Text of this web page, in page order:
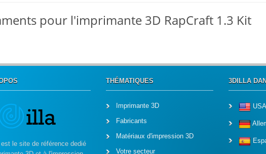
pour l'imprimante 3D RapCraft 1.3 Kit
le site de référence dedié
THÉMATIQUES
Imprimante 3D
Fabricants
Matériaux d'impression 3D
Votre secteur
3DILLA